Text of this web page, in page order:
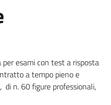
esami con test a risposta
a tempo pieno e
n. 60 figure professionali,